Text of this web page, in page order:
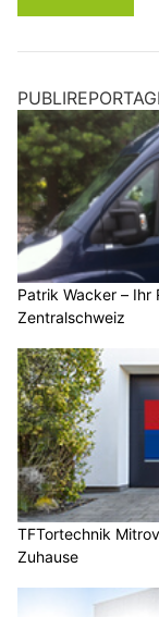
Patrik Wacker –
Zentralschweiz
TFTortechnik
Zuhause